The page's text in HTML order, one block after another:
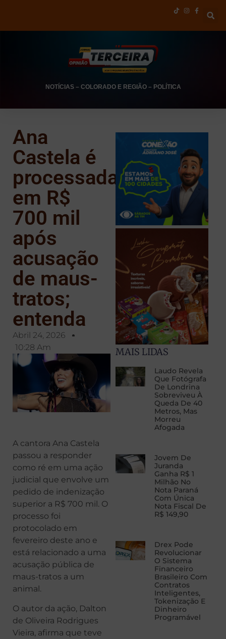
NOTÍCIAS– COLORADO E REGIÃO– POLÍTICA
Ana
Castela é
processada
em R$
700 mil
após
acusação
de maus-
tratos;
entenda
Abril 24, 2026
10:28 Am
A cantora Ana Castela
passou a responder
como ré em uma ação
judicial que envolve um
pedido de indenização
superior a R$ 700 mil. O
processo foi
protocolado em
fevereiro deste ano e
está relacionado a uma
acusação pública de
maus-tratos a um
animal.
O autor da ação, Dalton
de Oliveira Rodrigues
Vieira, afirma que teve
MAIS LIDAS
Laudo Revela
Que Fotógrafa
De Londrina
Sobreviveu À
Queda De 40
Metros, Mas
Morreu
Afogada
Jovem De
Juranda
Ganha R$ 1
Milhão No
Nota Paraná
Com Única
Nota Fiscal De
R$ 149,90
Drex Pode
Revolucionar
O Sistema
Financeiro
Brasileiro Com
Contratos
Inteligentes,
Tokenização E
Dinheiro
Programável